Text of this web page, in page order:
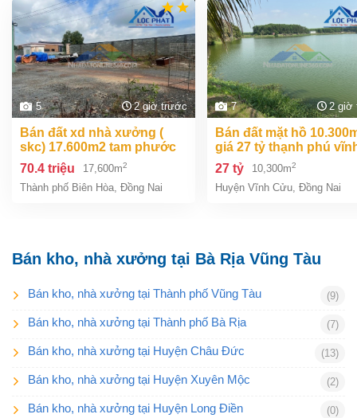
5 2 giờ trước
bán đất xd nhà xưởng (
skc) 17.600m2 tam phước
biên hòa đồng nai giá 70,4
tỷ
70.4 triệu 17,600m2
Thành phố Biên Hòa, Đồng Nai
7 2 giờ
bán đất mặt hồ 10.300m2
giá 27 tỷ thạnh phú
cửu đồng nai.
27 tỷ 10,300m2
Huyện Vĩnh Cửu, Đồng Nai
Bán kho, nhà xưởng tại Bà Rịa Vũng Tàu
Bán kho, nhà xưởng tại Thành phố Vũng Tàu (9)
Bán kho, nhà xưởng tại Thành phố Bà Rịa (7)
Bán kho, nhà xưởng tại Huyện Châu Đức (13)
Bán kho, nhà xưởng tại Huyện Xuyên Mộc (2)
Bán kho, nhà xưởng tại Huyện Long Điền (0)